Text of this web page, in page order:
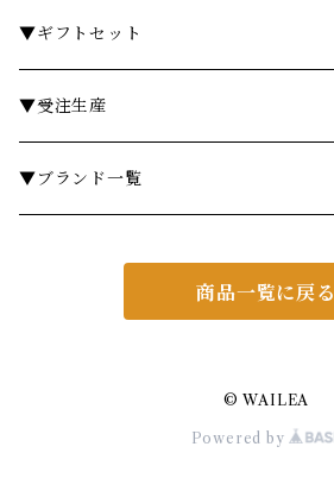
ディスペンサー・ソープディッシュ
ボディケア
衣類ケア
ギフトセット・セット
ハンドクリーム
ランドリーバスケット
ミラー
カトラリー
箸・箸置き
ランチョンマット・コースター
キッチンツール
フレグランスランプ
リードディフューザー
時計
キャンドル
フラワーベース
ティッシュケース
テーブル
椅子・スツール
その他
▼ギフトセット
￥3,000～
￥5,000～
▼受注生産
テーブル
▼ブランド一覧
あやせものづくり研究会
商品一覧に戻る
© WAILEA
Powered by